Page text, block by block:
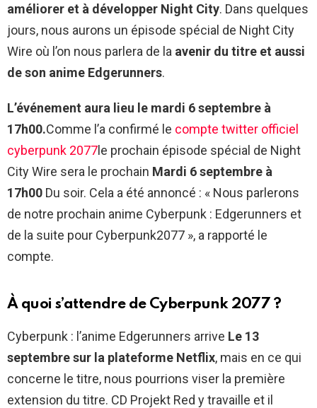
améliorer et à développer Night City. Dans quelques
jours, nous aurons un épisode spécial de Night City
Wire où l’on nous parlera de la avenir du titre et aussi
de son anime Edgerunners.
L’événement aura lieu le mardi 6 septembre à
17h00.Comme l’a confirmé le compte twitter officiel
cyberpunk 2077le prochain épisode spécial de Night
City Wire sera le prochain Mardi 6 septembre à
17h00 Du soir. Cela a été annoncé : « Nous parlerons
de notre prochain anime Cyberpunk : Edgerunners et
de la suite pour Cyberpunk2077 », a rapporté le
compte.
À quoi s’attendre de Cyberpunk 2077 ?
Cyberpunk : l’anime Edgerunners arrive Le 13
septembre sur la plateforme Netflix, mais en ce qui
concerne le titre, nous pourrions viser la première
extension du titre. CD Projekt Red y travaille et il